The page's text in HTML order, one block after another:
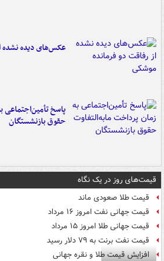
عکس‌های دیده نشده
پاسخ تأمین‌اجتماعی
حقوق بازنشستگان
قیمت‌های روز در یک نگاه
قیمت طلا صعودی ماند
قیمت جهانی نفت امروز ۱۶ مرداد
قیمت جهانی طلا امروز ۱۵ مرداد
قیمت نفت برنت به ۷۹ دلار رسید
افزایش قیمت طلا و نقره جهانی